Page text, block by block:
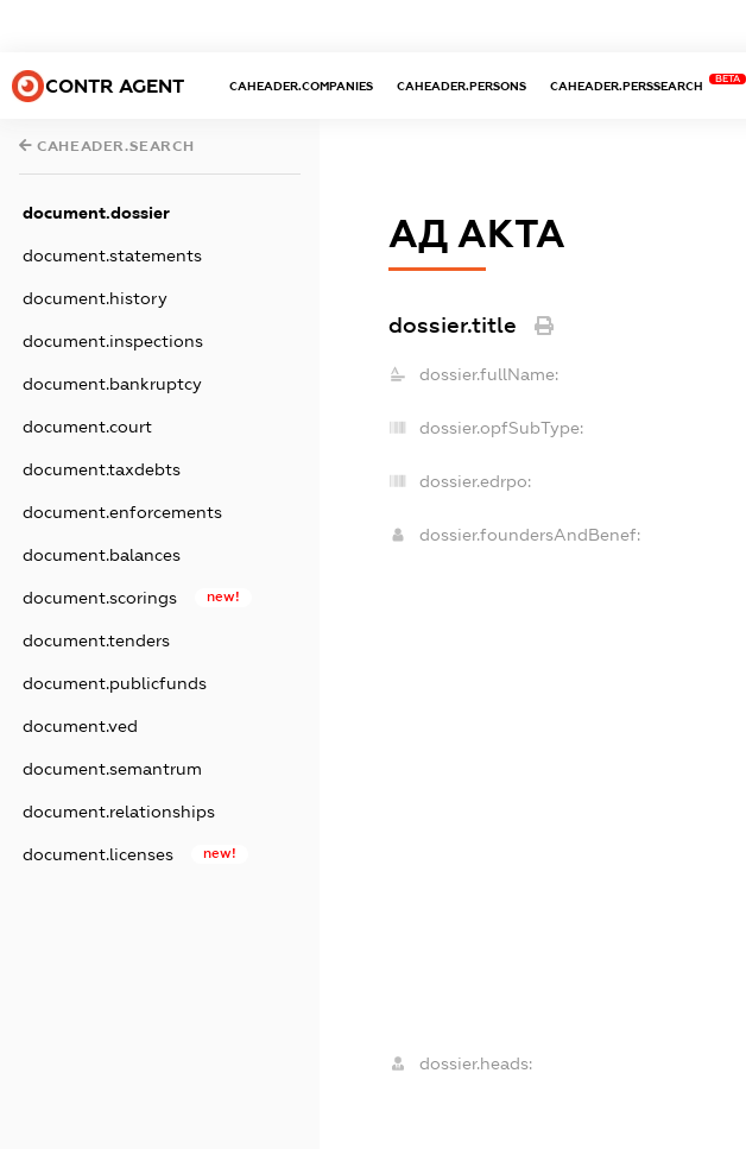
CONTR AGENT CAHEADER.COMPANIES CAHEADER.PERSONS CAHEADER.PERSSEARCH
BETA
CAHEADER.SEARCH
document.dossier
document.statements
document.history
document.inspections
document.bankruptcy
document.court
document.taxdebts
document.enforcements
document.balances
document.scorings new!
document.tenders
document.publicfunds
document.ved
document.semantrum
document.relationships
document.licenses new!
АД АКТА
dossier.title
dossier.fullName:
dossier.opfSubType:
dossier.edrpo:
dossier.foundersAndBenef:
dossier.heads: